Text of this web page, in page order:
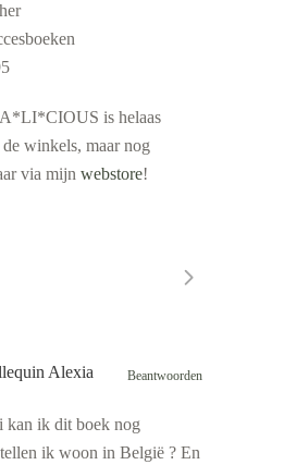
is helaas
winkels, maar nog
via mijn webstore!
Alexia Beantwoorden
kan ik dit boek nog
ik woon in België ? En